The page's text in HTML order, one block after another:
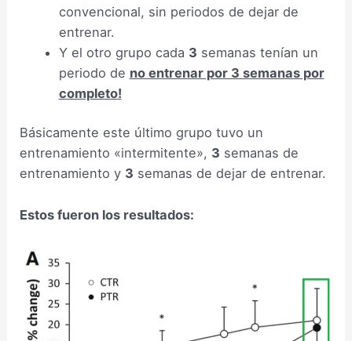
convencional, sin periodos de dejar de
entrenar.
Y el otro grupo cada 3 semanas tenían un
periodo de no entrenar por 3 semanas por
completo!
Básicamente este último grupo tuvo un
entrenamiento «intermitente», 3 semanas de
entrenamiento y 3 semanas de dejar de entrenar.
Estos fueron los resultados: